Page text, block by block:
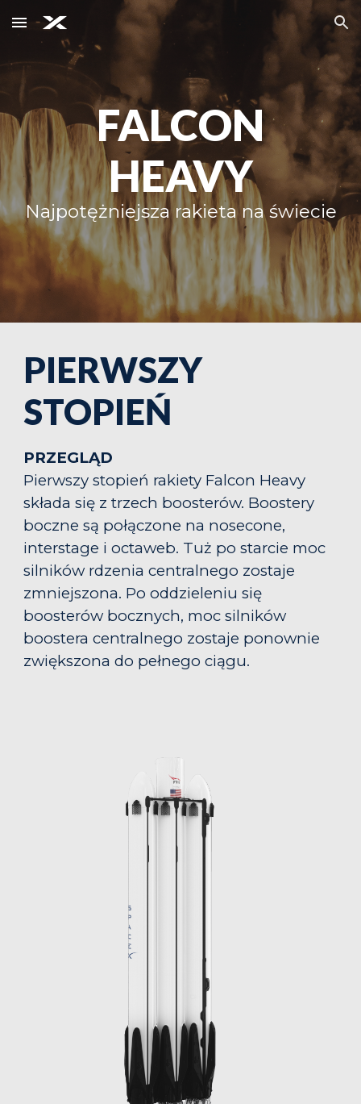
Skip to main content Skip to navigation
FALCON
HEAVY
Najpotężniejsza rakieta na świecie
PIERWSZY
STOPIEŃ
PRZEGLĄD
Pierwszy stopień rakiety Falcon Heavy
składa się z trzech boosterów. Boostery
boczne są połączone na nosecone,
interstage i octaweb. Tuż po starcie moc
silników rdzenia centralnego zostaje
zmniejszona. Po oddzieleniu się
boosterów bocznych, moc silników
boostera centralnego zostaje ponownie
zwiększona do pełnego ciągu.